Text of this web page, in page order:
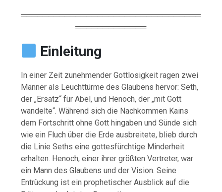
═════════════════════════════════
═════════════
Einleitung
In einer Zeit zunehmender Gottlosigkeit ragen zwei
Männer als Leuchttürme des Glaubens hervor: Seth,
der „Ersatz“ für Abel, und Henoch, der „mit Gott
wandelte“. Während sich die Nachkommen Kains
dem Fortschritt ohne Gott hingaben und Sünde sich
wie ein Fluch über die Erde ausbreitete, blieb durch
die Linie Seths eine gottesfürchtige Minderheit
erhalten. Henoch, einer ihrer größten Vertreter, war
ein Mann des Glaubens und der Vision. Seine
Entrückung ist ein prophetischer Ausblick auf die